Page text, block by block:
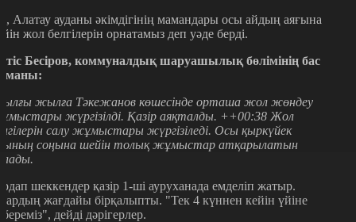
Алатау ауданы әкімдігінің мамандары осы айдың аяғына
жол белгілерін орнатамыз деп уәде берді.
Бесіров, коммуналдық шаруашылық бөлімінің бас
жылға Тәкежанов көшесінде орташа жол жөндеу
жүргізілді. Қазір аяқталды. ++00:38 Жол
салу жұмыстары жүргізіледі. Осы қыркүйек
соңына шейін толық жұмыстар атқарылатын
шеккендер қазір 1-ші ауруханада емделіп жатыр.
жағдайы бірқалыпты. "Тек 4 күннен кейін үйіне
дейді дәрігерлер.